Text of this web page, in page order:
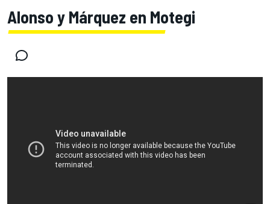
Alonso y Márquez en Motegi